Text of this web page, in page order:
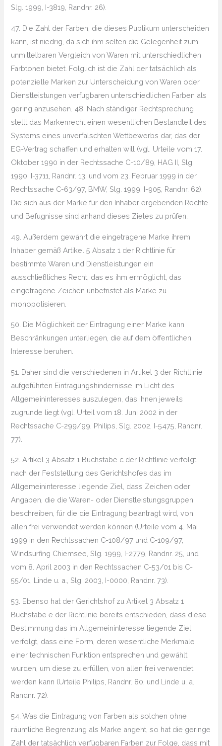
Slg. 1999, I-3819, Randnr. 26).
47. Die Zahl der Farben, die dieses Publikum unterscheiden
kann, ist niedrig, da sich ihm selten die Gelegenheit zum
unmittelbaren Vergleich von Waren mit unterschiedlichen
Farbtönen bietet. Folglich ist die Zahl der tatsächlich als
potenzielle Marken zur Unterscheidung von Waren oder
Dienstleistungen verfügbaren unterschiedlichen Farben als
gering anzusehen. 48. Nach ständiger Rechtsprechung
stellt das Markenrecht einen wesentlichen Bestandteil des
Systems eines unverfälschten Wettbewerbs dar, das der
EG-Vertrag schaffen und erhalten will (vgl. Urteile vom 17.
Oktober 1990 in der Rechtssache C-10/89, HAG II, Slg.
1990, I-3711, Randnr. 13, und vom 23. Februar 1999 in der
Rechtssache C-63/97, BMW, Slg. 1999, I-905, Randnr. 62).
Die sich aus der Marke für den Inhaber ergebenden Rechte
und Befugnisse sind anhand dieses Zieles zu prüfen.
49. Außerdem gewährt die eingetragene Marke ihrem
Inhaber gemäß Artikel 5 Absatz 1 der Richtlinie für
bestimmte Waren und Dienstleistungen ein
ausschließliches Recht, das es ihm ermöglicht, das
eingetragene Zeichen unbefristet als Marke zu
monopolisieren.
50. Die Möglichkeit der Eintragung einer Marke kann
Beschränkungen unterliegen, die auf dem öffentlichen
Interesse beruhen.
51. Daher sind die verschiedenen in Artikel 3 der Richtlinie
aufgeführten Eintragungshindernisse im Licht des
Allgemeininteresses auszulegen, das ihnen jeweils
zugrunde liegt (vgl. Urteil vom 18. Juni 2002 in der
Rechtssache C-299/99, Philips, Slg. 2002, I-5475, Randnr.
77).
52. Artikel 3 Absatz 1 Buchstabe c der Richtlinie verfolgt
nach der Feststellung des Gerichtshofes das im
Allgemeininteresse liegende Ziel, dass Zeichen oder
Angaben, die die Waren- oder Dienstleistungsgruppen
beschreiben, für die die Eintragung beantragt wird, von
allen frei verwendet werden können (Urteile vom 4. Mai
1999 in den Rechtssachen C-108/97 und C-109/97,
Windsurfing Chiemsee, Slg. 1999, I-2779, Randnr. 25, und
vom 8. April 2003 in den Rechtssachen C-53/01 bis C-
55/01, Linde u. a., Slg. 2003, I-0000, Randnr. 73).
53. Ebenso hat der Gerichtshof zu Artikel 3 Absatz 1
Buchstabe e der Richtlinie bereits entschieden, dass diese
Bestimmung das im Allgemeininteresse liegende Ziel
verfolgt, dass eine Form, deren wesentliche Merkmale
einer technischen Funktion entsprechen und gewählt
wurden, um diese zu erfüllen, von allen frei verwendet
werden kann (Urteile Philips, Randnr. 80, und Linde u. a.,
Randnr. 72).
54. Was die Eintragung von Farben als solchen ohne
räumliche Begrenzung als Marke angeht, so hat die geringe
Zahl der tatsächlich verfügbaren Farben zur Folge, dass mit